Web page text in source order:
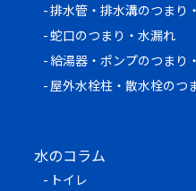
排水管・排水溝のつまり
蛇口のつまり・水漏れ
給湯器・ポンプのつまり
屋外水栓柱・散水栓のつ
水のコラム
トイレ